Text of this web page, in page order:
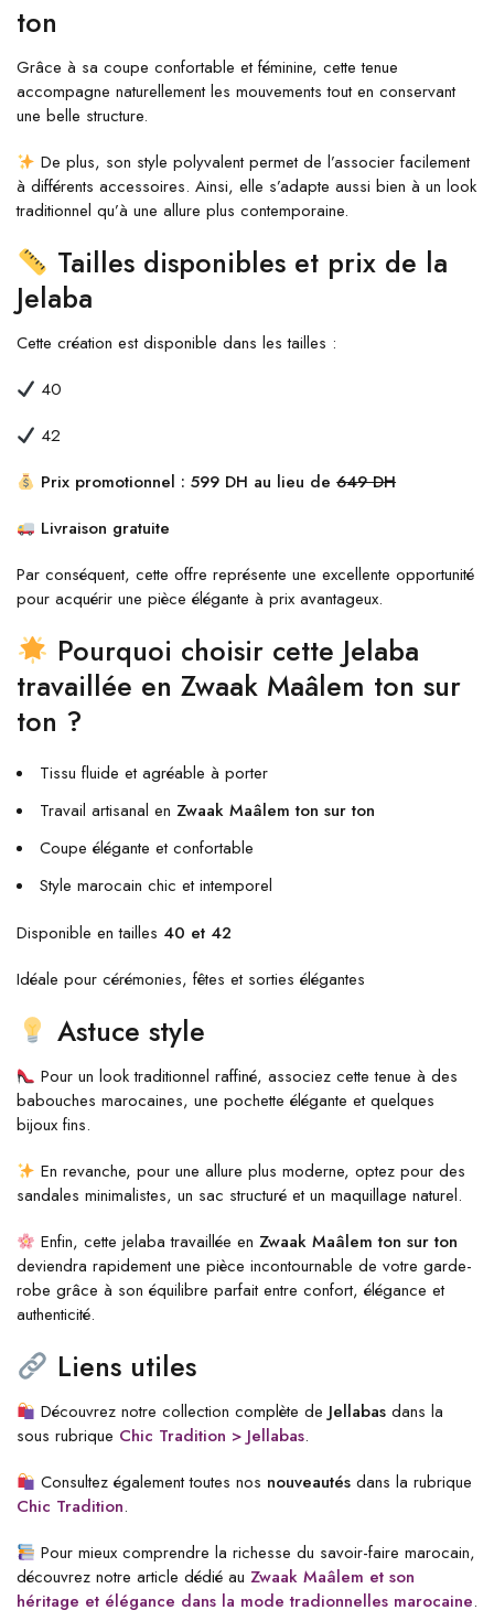
ton
Grâce à sa coupe confortable et féminine, cette tenue
accompagne naturellement les mouvements tout en conservant
une belle structure.
De plus, son style polyvalent permet de l’associer facilement
à différents accessoires. Ainsi, elle s’adapte aussi bien à un look
traditionnel qu’à une allure plus contemporaine.
Tailles disponibles et prix de la
Jelaba
Cette création est disponible dans les tailles :
40
42
Prix promotionnel : 599 DH au lieu de649 DH
Livraison gratuite
Par conséquent, cette offre représente une excellente opportunité
pour acquérir une pièce élégante à prix avantageux.
Pourquoi choisir cette Jelaba
travaillée en Zwaak Maâlem ton sur
ton ?
Tissu fluide et agréable à porter
Travail artisanal en Zwaak Maâlem ton sur ton
Coupe élégante et confortable
Style marocain chic et intemporel
Disponible en tailles 40 et 42
Idéale pour cérémonies, fêtes et sorties élégantes
Astuce style
Pour un look traditionnel raffiné, associez cette tenue à des
babouches marocaines, une pochette élégante et quelques
bijoux fins.
En revanche, pour une allure plus moderne, optez pour des
sandales minimalistes, un sac structuré et un maquillage naturel.
Enfin, cette jelaba travaillée enZwaak Maâlem ton sur ton
deviendra rapidement une pièce incontournable de votre garde-
robe grâce à son équilibre parfait entre confort, élégance et
authenticité.
Liens utiles
Découvrez notre collection complète de Jellabas dans la
sous rubrique Chic Tradition > Jellabas.
Consultez également toutes nos nouveautés dans la rubrique
Chic Tradition.
Pour mieux comprendre la richesse du savoir-faire marocain,
découvrez notre article dédié au Zwaak Maâlem et son
héritage et élégance dans la mode tradionnelles marocaine.